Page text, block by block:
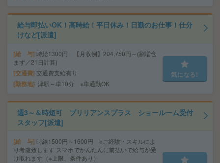
給与即払いOK！高時給！平日休み！日勤のお仕事！仕分
けなど[派遣]
給 与 時給1300円 【月収例】204,750円～(割増含
まず／21日計算)
交通費 交通費支給有り
勤務地 津駅～車10分 ※車通勤OK
気になる!
週3～＆時短可 ブリリアンスプラス ショールーム受付
スタッフ[派遣]
給 与 時給1500円～1600円 ※ご経験・スキルによ
り考慮致します スマホでかんたんに前払いで給与が受
け取れます（※上限、条件あり）